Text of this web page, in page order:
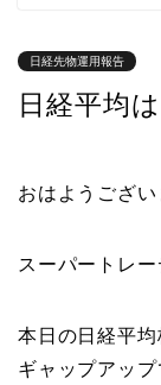
日経先物運用報告
日経平均
おはようござい
スーパートレ
本日の日経平均
ギャップアッ